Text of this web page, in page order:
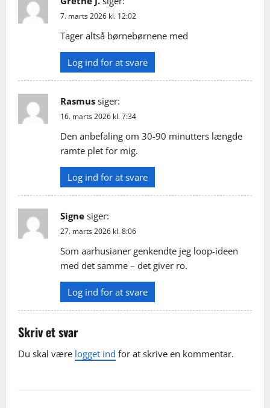
a
i
n
7. marts 2026 kl. 12:02
Tager altså børnebørnene med
Log ind for at svare
Rasmus siger:
16. marts 2026 kl. 7:34
Den anbefaling om 30-90 minutters længde
ramte plet for mig.
Log ind for at svare
Signe siger:
27. marts 2026 kl. 8:06
Som aarhusianer genkendte jeg loop-ideen
med det samme – det giver ro.
Log ind for at svare
Skriv et svar
Du skal være logget ind for at skrive en kommentar.